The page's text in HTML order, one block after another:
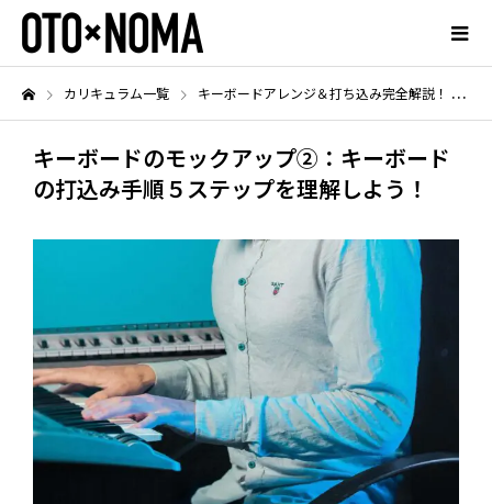
カリキュラム一覧 キーボードアレンジ＆打ち込み完全解説！
キーボードのモックアップ②：キーボード
の打込み手順５ステップを理解しよう！